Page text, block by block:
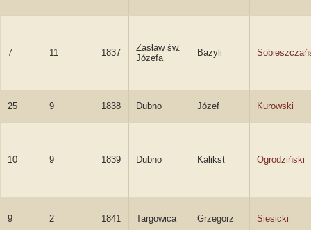
7 11 1837
Zasław św.
Józefa
Bazyli
25 9 1838 Dubno Józef Kurowski
10 9 1839 Dubno Kalikst Ogrodziński
9 2 1841 Targowica Grzegorz Siesicki